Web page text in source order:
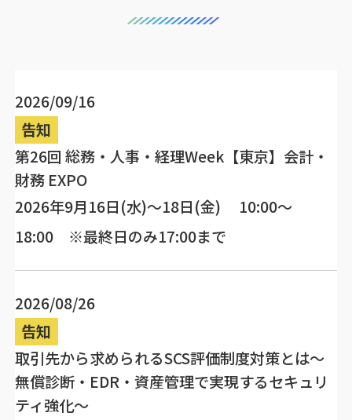
2026/09/16
告知
第26回 総務・人事・経理Week【東京】会計・
財務 EXPO
2026年9月16日(水)～18日(金) 10:00～
18:00 ※最終日のみ17:00まで
2026/08/26
告知
取引先から求められるSCS評価制度対策とは～
無償診断・EDR・資産管理で実現するセキュリ
ティ強化～